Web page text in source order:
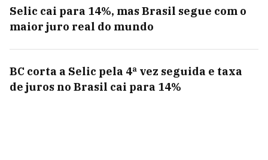
Selic cai para 14%, mas Brasil segue com o
maior juro real do mundo
BC corta a Selic pela 4ª vez seguida e taxa
de juros no Brasil cai para 14%